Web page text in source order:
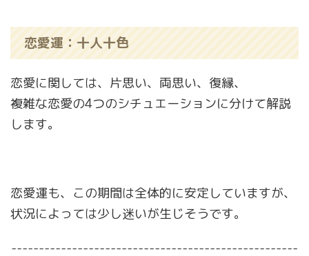
恋愛運：十人十色
恋愛に関しては、片思い、両思い、復縁、
複雑な恋愛の4つのシチュエーションに分けて解説
します。
恋愛運も、この期間は全体的に安定していますが、
状況によっては少し迷いが生じそうです。
----------------------------------------------------